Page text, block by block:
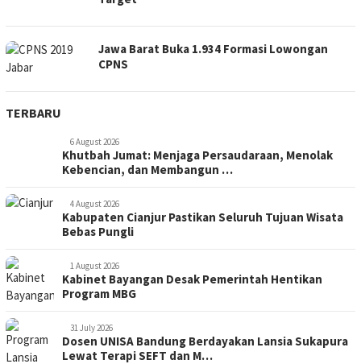
Jawa Barat Buka 1.934 Formasi Lowongan
CPNS
TERBARU
6 August 2026
Khutbah Jumat: Menjaga Persaudaraan, Menolak
Kebencian, dan Membangun …
4 August 2026
Kabupaten Cianjur Pastikan Seluruh Tujuan Wisata
Bebas Pungli
1 August 2026
Kabinet Bayangan Desak Pemerintah Hentikan
Program MBG
31 July 2026
Dosen UNISA Bandung Berdayakan Lansia Sukapura
Lewat Terapi SEFT dan M…